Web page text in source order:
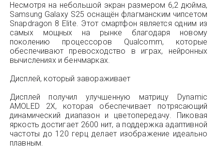
Несмотря на небольшой экран размером 6,2 дюйма,
Samsung Galaxy S25 оснащён флагманским чипсетом
Snapdragon 8 Elite. Этот смартфон является одним из
самых мощных на рынке благодаря новому
поколению процессоров Qualcomm, которые
обеспечивают превосходство в играх, нейронных
вычислениях и бенчмарках.
Дисплей, который завораживает
Дисплей получил улучшенную матрицу Dynamic
AMOLED 2X, которая обеспечивает потрясающий
динамический диапазон и цветопередачу. Пиковая
яркость достигает 2600 нит, а поддержка адаптивной
частоты до 120 герц делает изображение идеально
плавным.